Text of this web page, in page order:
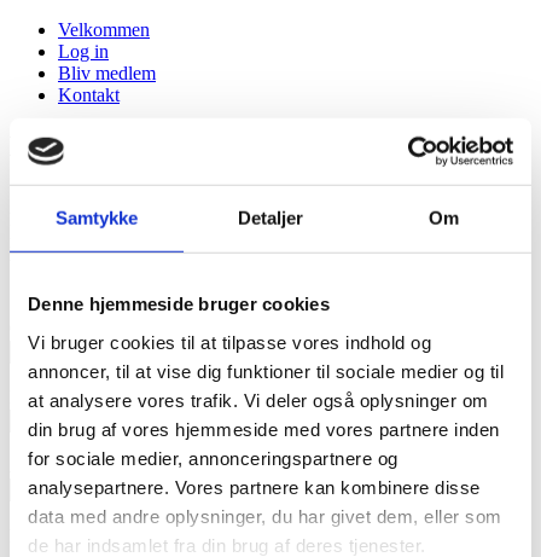
Samtykke Detaljer Om
Denne hjemmeside bruger cookies
Vi bruger cookies til at tilpasse vores indhold og
annoncer, til at vise dig funktioner til sociale medier og til
at analysere vores trafik. Vi deler også oplysninger om
din brug af vores hjemmeside med vores partnere inden
for sociale medier, annonceringspartnere og
analysepartnere. Vores partnere kan kombinere disse
data med andre oplysninger, du har givet dem, eller som
de har indsamlet fra din brug af deres tjenester.
Velkommen
Log in
Bliv medlem
Kontakt
Bliv medlem
Du er ved at tilmelde dig 6-8 år MGP dance
hver
Navn på danser:
Adresse:
Postnr.: By: